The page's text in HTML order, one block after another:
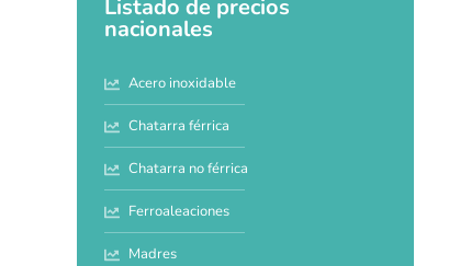
Listado de precios
nacionales
Acero inoxidable
Chatarra férrica
Chatarra no férrica
Ferroaleaciones
Madres